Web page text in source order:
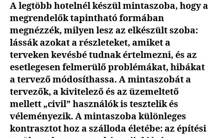
A legtöbb hotelnél készül mintaszoba, hogy a
megrendelők tapintható formában
megnézzék, milyen lesz az elkészült szoba:
lássák azokat a részleteket, amiket a
terveken kevésbé tudnak értelmezni, és az
esetlegesen felmerülő problémákat, hibákat
a tervező módosíthassa. A mintaszobát a
tervezők, a kivitelező és az üzemeltető
mellett „civil” használók is tesztelik és
véleményezik. A mintaszoba különleges
kontrasztot hoz a szálloda életébe: az építési